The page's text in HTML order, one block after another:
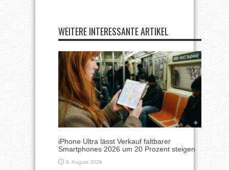
WEITERE INTERESSANTE ARTIKEL
iPhone Ultra lässt Verkauf faltbarer
Smartphones 2026 um 20 Prozent steigen
6. August 2026